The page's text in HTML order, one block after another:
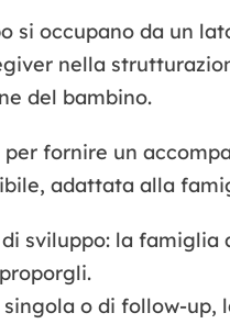
si occupano da un
nella
del bambino.
per fornire un
adattata alla
sviluppo: la
o di follow-